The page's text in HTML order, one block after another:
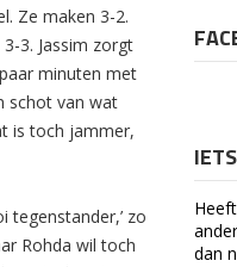
Ze maken 3-2.
3. Jassim zorgt
minuten met
schot van wat
is toch jammer,
tegenstander,’ zo
Rohda wil toch
dan